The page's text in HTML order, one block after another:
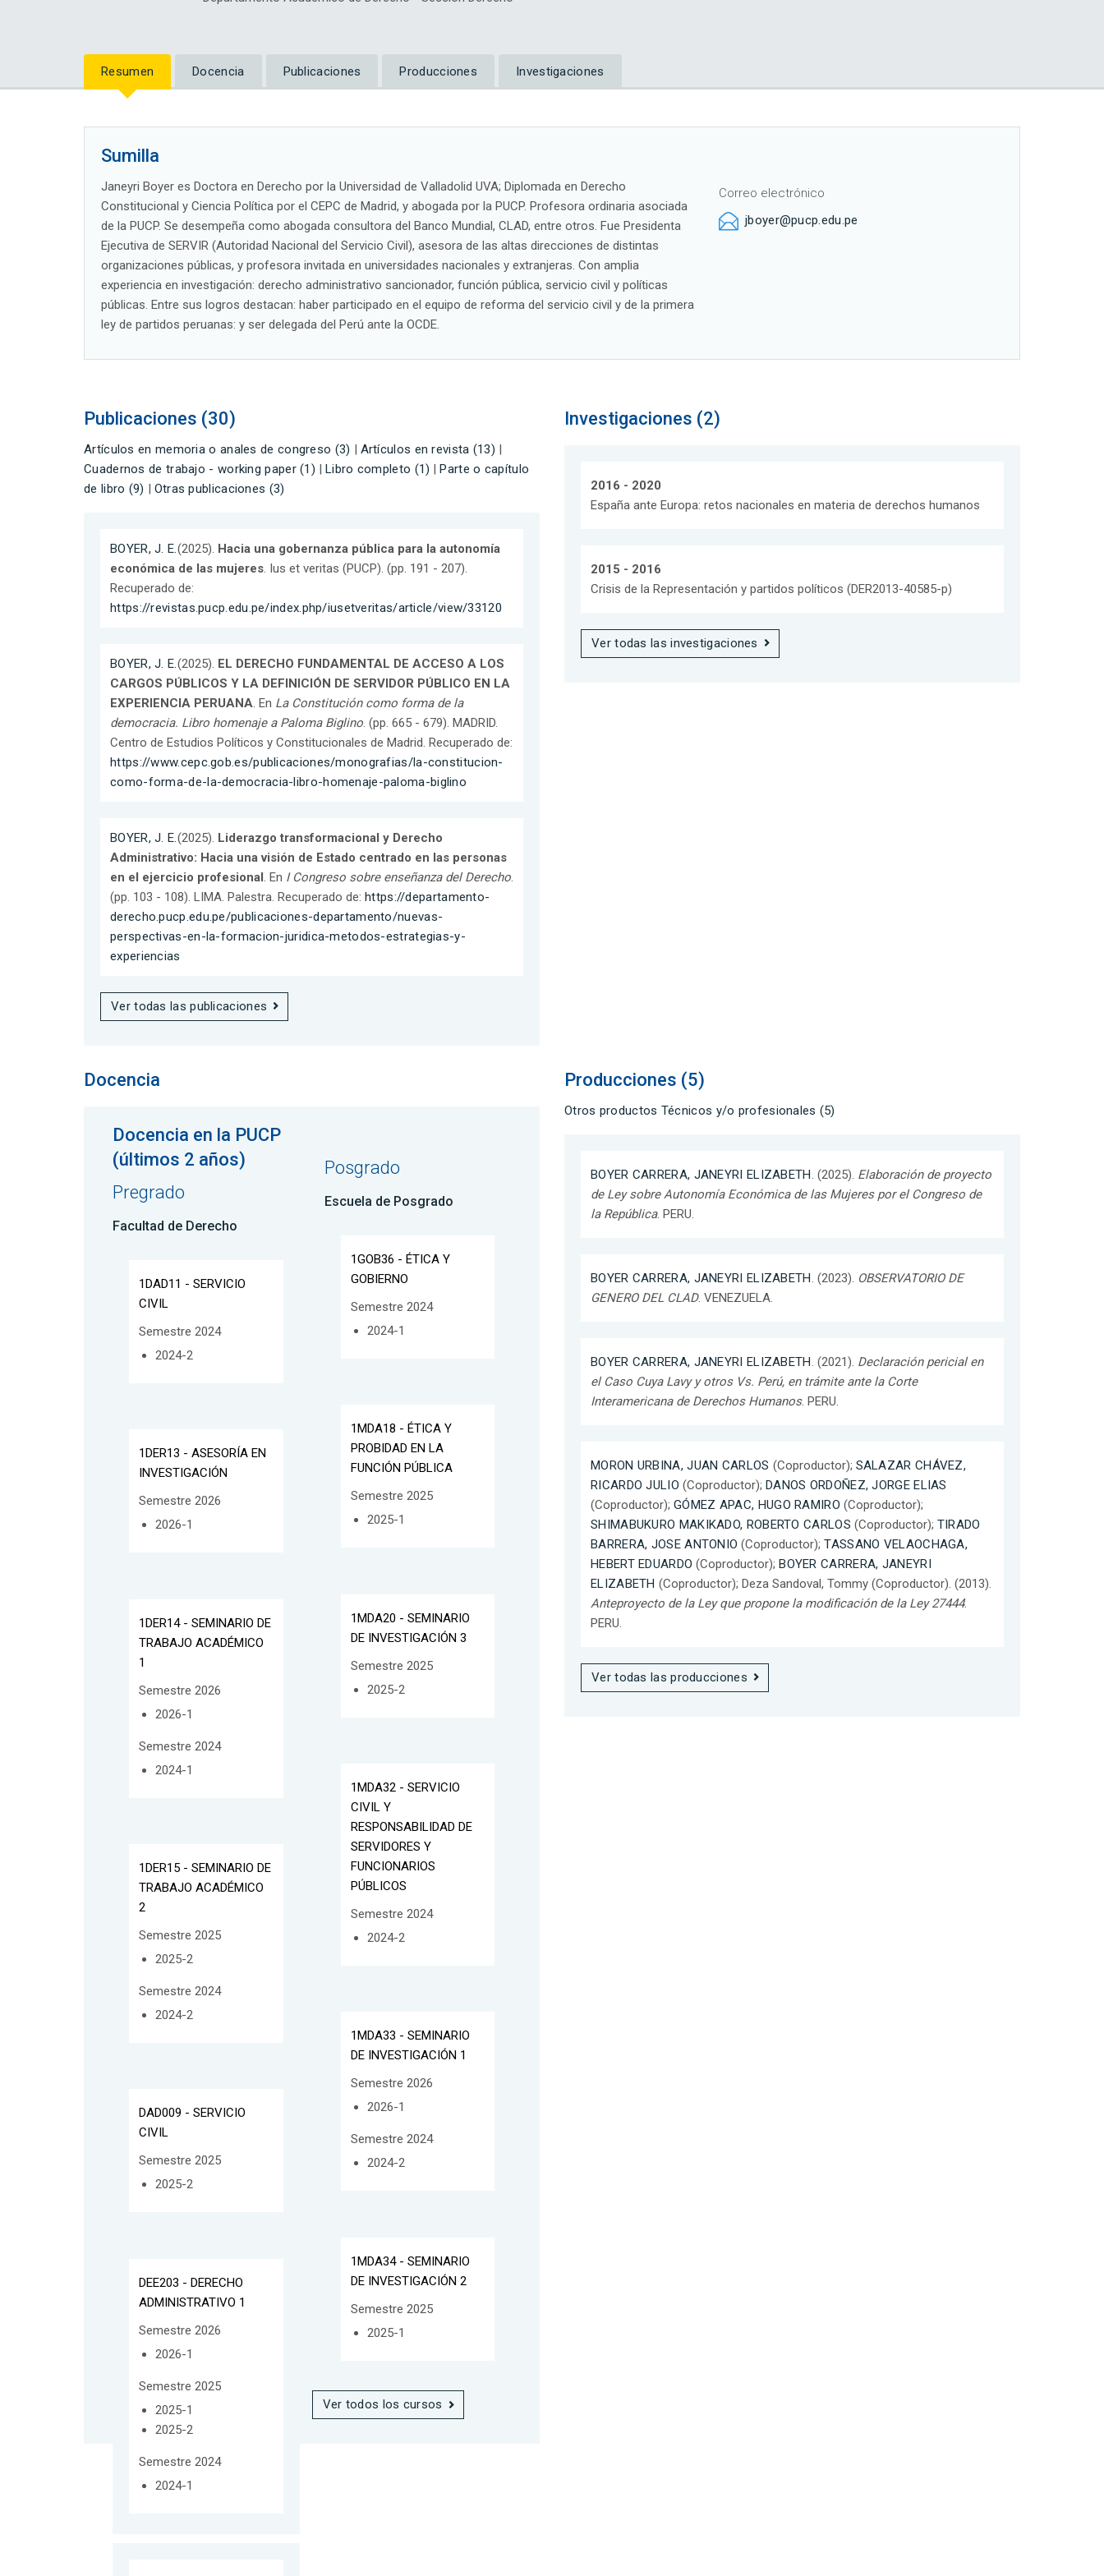
Resumen Docencia Publicaciones Producciones Investigaciones
Sumilla
Janeyri Boyer es Doctora en Derecho por la Universidad de Valladolid UVA; Diplomada en Derecho
Constitucional y Ciencia Política por el CEPC de Madrid, y abogada por la PUCP. Profesora ordinaria asociada
de la PUCP. Se desempeña como abogada consultora del Banco Mundial, CLAD, entre otros. Fue Presidenta
Ejecutiva de SERVIR (Autoridad Nacional del Servicio Civil), asesora de las altas direcciones de distintas
organizaciones públicas, y profesora invitada en universidades nacionales y extranjeras. Con amplia
experiencia en investigación: derecho administrativo sancionador, función pública, servicio civil y políticas
públicas. Entre sus logros destacan: haber participado en el equipo de reforma del servicio civil y de la primera
ley de partidos peruanas: y ser delegada del Perú ante la OCDE.
Correo electrónico
jboyer@pucp.edu.pe
Publicaciones (30)
Artículos en memoria o anales de congreso (3) Artículos en revista (13)
Cuadernos de trabajo - working paper (1)
Libro completo (1)
Parte o capítulo
de libro (9)
Otras publicaciones (3)
BOYER, J. E.(2025). Hacia una gobernanza pública para la autonomía
económica de las mujeres. Ius et veritas (PUCP). (pp. 191 - 207).
Recuperado de:
https://revistas.pucp.edu.pe/index.php/iusetveritas/article/view/33120
BOYER, J. E.(2025). EL DERECHO FUNDAMENTAL DE ACCESO A LOS
CARGOS PÚBLICOS Y LA DEFINICIÓN DE SERVIDOR PÚBLICO EN LA
EXPERIENCIA PERUANA. En La Constitución como forma de la
democracia. Libro homenaje a Paloma Biglino. (pp. 665 - 679). MADRID.
Centro de Estudios Políticos y Constitucionales de Madrid. Recuperado de:
https://www.cepc.gob.es/publicaciones/monografias/la-constitucion-
como-forma-de-la-democracia-libro-homenaje-paloma-biglino
BOYER, J. E.(2025). Liderazgo transformacional y Derecho
Administrativo: Hacia una visión de Estado centrado en las personas
en el ejercicio profesional. En I Congreso sobre enseñanza del Derecho.
(pp. 103 - 108). LIMA. Palestra. Recuperado de: https://departamento-
derecho.pucp.edu.pe/publicaciones-departamento/nuevas-
perspectivas-en-la-formacion-juridica-metodos-estrategias-y-
experiencias
Ver todas las publicaciones
Investigaciones (2)
2016 - 2020
España ante Europa: retos nacionales en materia de derechos humanos
2015 - 2016
Crisis de la Representación y partidos políticos (DER2013-40585-p)
Ver todas las investigaciones
Docencia
Docencia en la PUCP
(últimos 2 años)
Pregrado
Facultad de Derecho
1DAD11 - SERVICIO
CIVIL
Semestre 2024
2024-2
1DER13 - ASESORÍA EN
INVESTIGACIÓN
Semestre 2026
2026-1
1DER14 - SEMINARIO DE
TRABAJO ACADÉMICO
1
Semestre 2026
2026-1
Semestre 2024
2024-1
1DER15 - SEMINARIO DE
TRABAJO ACADÉMICO
2
Semestre 2025
2025-2
Semestre 2024
2024-2
DAD009 - SERVICIO
CIVIL
Semestre 2025
2025-2
DEE203 - DERECHO
ADMINISTRATIVO 1
Semestre 2026
2026-1
Semestre 2025
2025-1
2025-2
Semestre 2024
2024-1
Posgrado
Escuela de Posgrado
1GOB36 - ÉTICA Y
GOBIERNO
Semestre 2024
2024-1
1MDA18 - ÉTICA Y
PROBIDAD EN LA
FUNCIÓN PÚBLICA
Semestre 2025
2025-1
1MDA20 - SEMINARIO
DE INVESTIGACIÓN 3
Semestre 2025
2025-2
1MDA32 - SERVICIO
CIVIL Y
RESPONSABILIDAD DE
SERVIDORES Y
FUNCIONARIOS
PÚBLICOS
Semestre 2024
2024-2
1MDA33 - SEMINARIO
DE INVESTIGACIÓN 1
Semestre 2026
2026-1
Semestre 2024
2024-2
1MDA34 - SEMINARIO
DE INVESTIGACIÓN 2
Semestre 2025
2025-1
Ver todos los cursos
Producciones (5)
Otros productos Técnicos y/o profesionales (5)
BOYER CARRERA, JANEYRI ELIZABETH. (2025). Elaboración de proyecto
de Ley sobre Autonomía Económica de las Mujeres por el Congreso de
la República. PERU.
BOYER CARRERA, JANEYRI ELIZABETH. (2023). OBSERVATORIO DE
GENERO DEL CLAD. VENEZUELA.
BOYER CARRERA, JANEYRI ELIZABETH. (2021). Declaración pericial en
el Caso Cuya Lavy y otros Vs. Perú, en trámite ante la Corte
Interamericana de Derechos Humanos. PERU.
MORON URBINA, JUAN CARLOS (Coproductor); SALAZAR CHÁVEZ,
RICARDO JULIO (Coproductor); DANOS ORDOÑEZ, JORGE ELIAS
(Coproductor); GÓMEZ APAC, HUGO RAMIRO (Coproductor);
SHIMABUKURO MAKIKADO, ROBERTO CARLOS (Coproductor); TIRADO
BARRERA, JOSE ANTONIO (Coproductor);TASSANO VELAOCHAGA,
HEBERT EDUARDO (Coproductor);BOYER CARRERA, JANEYRI
ELIZABETH (Coproductor); Deza Sandoval, Tommy (Coproductor). (2013).
Anteproyecto de la Ley que propone la modificación de la Ley 27444.
PERU.
Ver todas las producciones